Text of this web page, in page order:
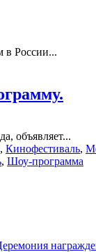
в России...
объявляет...
, Кинофестиваль,
, Шоу-программа